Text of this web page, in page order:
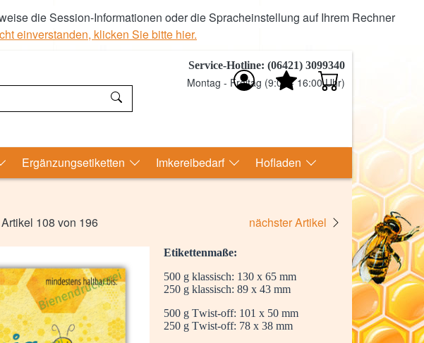
die Session-Informationen oder die Spracheinstellung auf Ihrem Rechner
einverstanden, klicken Sie bitte hier.
Service-Hotline: (06421) 3099340
Montag - Freitag (9:00 - 16:00 Uhr)
Ergänzungsetiketten Imkereibedarf Hofladen
Artikel 108 von 196
nächster Artikel
Etikettenmaße:
500 g klassisch: 130 x 65 mm
250 g klassisch: 89 x 43 mm
500 g Twist-off: 101 x 50 mm
250 g Twist-off: 78 x 38 mm